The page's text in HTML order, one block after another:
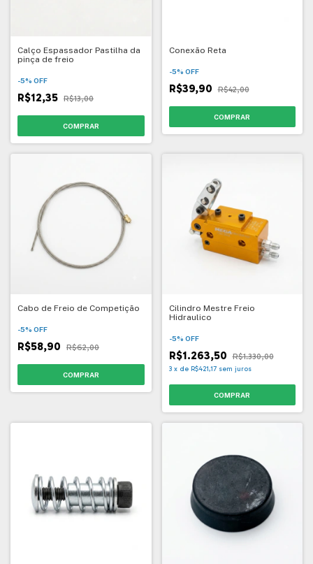
Calço Espassador Pastilha da
pinça de freio
-5% OFF
R$12,35 R$13,00
Conexão Reta
-5% OFF
R$39,90 R$42,00
Cabo de Freio de Competição
-5% OFF
R$58,90 R$62,00
Cilindro Mestre Freio
Hidraulico
-5% OFF
R$1.263,50 R$1.330,00
3 x de R$421,17 sem juros